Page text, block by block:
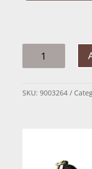
MUJER
TOARMINA
SKU: 9003264